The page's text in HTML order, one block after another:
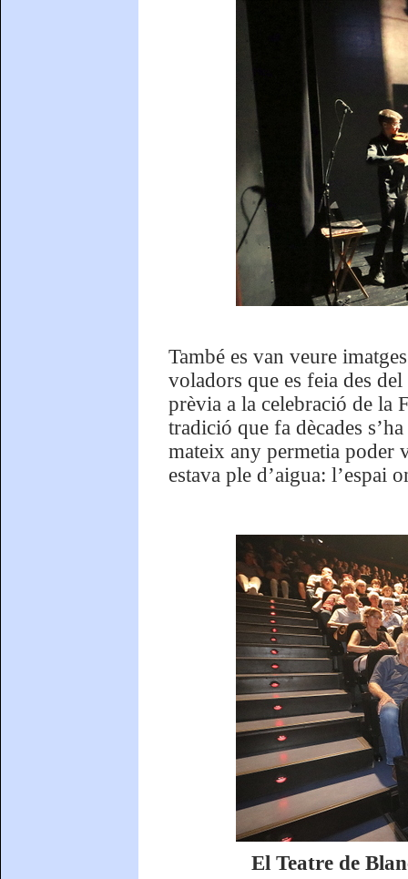
També es van veure
voladors que es feia des
prèvia a la celebració de la
tradició que fa dècades
mateix any permetia poder
estava ple d’aigua: l’espai
El Teatre de